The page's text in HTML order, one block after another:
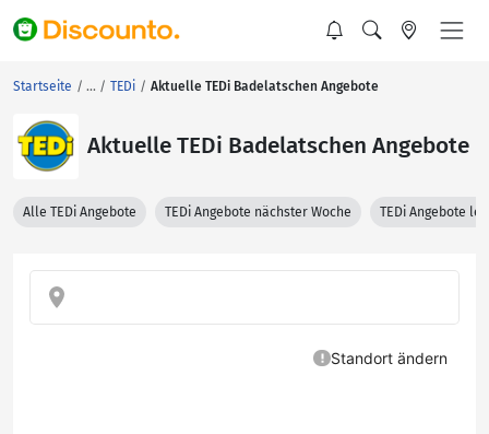
Startseite TEDi Aktuelle TEDi Badelatschen Angebote
Aktuelle TEDi Badelatschen Angebote
Alle TEDi Angebote TEDi Angebote nächster Woche TEDi Angebote